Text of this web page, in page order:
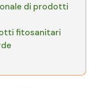
di prodotti
fitosanitari